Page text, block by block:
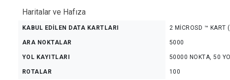
Haritalar ve Hafıza
KABUL EDİLEN DATA KARTLARI 2 MİCROSD ™ KART
ARA NOKTALAR 5000
YOL KAYITLARI 50000 NOKTA, 50
ROTALAR 100